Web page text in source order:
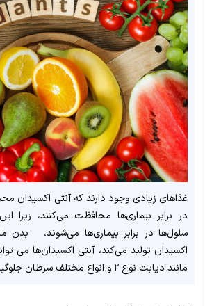
غذاهای زیادی وجود دارند که آنتی اکسیدان
در برابر بیماری‌ها محافظت می‌کنند، زیرا
سلول‌ها در برابر بیماری‌ها می‌شوند، بدن
اکسیدان تولید می‌کند، آنتی اکسیدان‌ها می
مانند دیابت نوع ۲ و انواع مختلف سرطان جلوگیری کنند.